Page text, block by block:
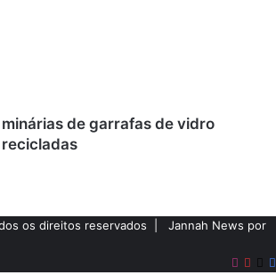
minárias de garrafas de vidro
recicladas
os direitos reservados |
Jannah News por